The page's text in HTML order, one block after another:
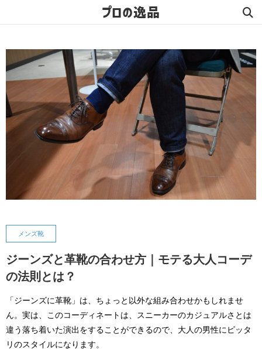
プロの逸品
メンズ靴
ジーンズと革靴の合わせ方｜モテる大人コーデ
の法則とは？
「ジーンズに革靴」は、ちょっと以外な組み合わせかもしれませ
ん。実は、このコーディネートは、スニーカーのカジュアルさとは
違う落ち着いた演出をすることができるので、大人の男性にピッタ
リのスタイルになります。